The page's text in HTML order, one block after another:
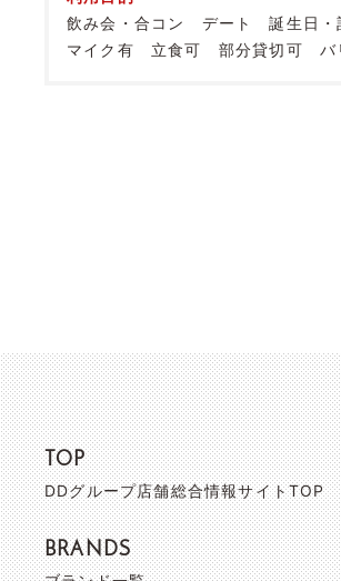
飲み会・合コン
デート 誕生日・
マイク有
立食可 部分貸切可 バ
TOP
DDグループ店舗総合情報サイトTOP
BRANDS